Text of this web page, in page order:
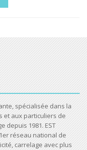
spécialisée dans la
et aux particuliers de
depuis 1981. EST
réseau national de
carrelage avec plus